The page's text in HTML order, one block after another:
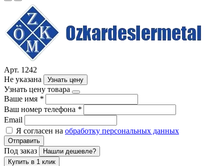
Арт. 1242
Не указана
Узнать цену
Узнать цену товара
Ваше имя *
Ваш номер телефона *
Email
Я согласен на обработку персональных данных
Отправить
Под заказ
Нашли дешевле?
Купить в 1 клик